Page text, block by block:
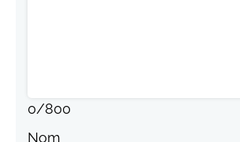
0/800
Nom